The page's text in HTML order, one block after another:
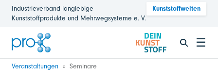
Industrieverband langlebige
Kunststoffprodukte und Mehrwegsysteme e. V.
Kunststoffwelten
☰
Veranstaltungen Seminare